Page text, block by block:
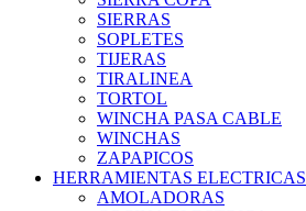
SIERRAS
SOPLETES
TIJERAS
TIRALINEA
TORTOL
WINCHA PASA CABLE
WINCHAS
ZAPAPICOS
HERRAMIENTAS ELECTRICAS
AMOLADORAS